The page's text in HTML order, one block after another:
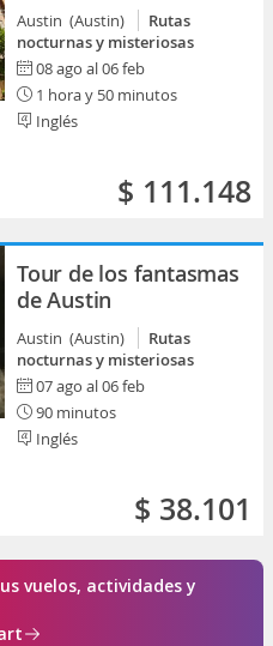
Austin (Austin)
Rutas
nocturnas y misteriosas
08 ago al 06 feb
1 hora y 50 minutos
Inglés
$ 111.148
Tour de los fantasmas
de Austin
Austin (Austin)
Rutas
nocturnas y misteriosas
07 ago al 06 feb
90 minutos
Inglés
$ 38.101
vuelos, actividades y